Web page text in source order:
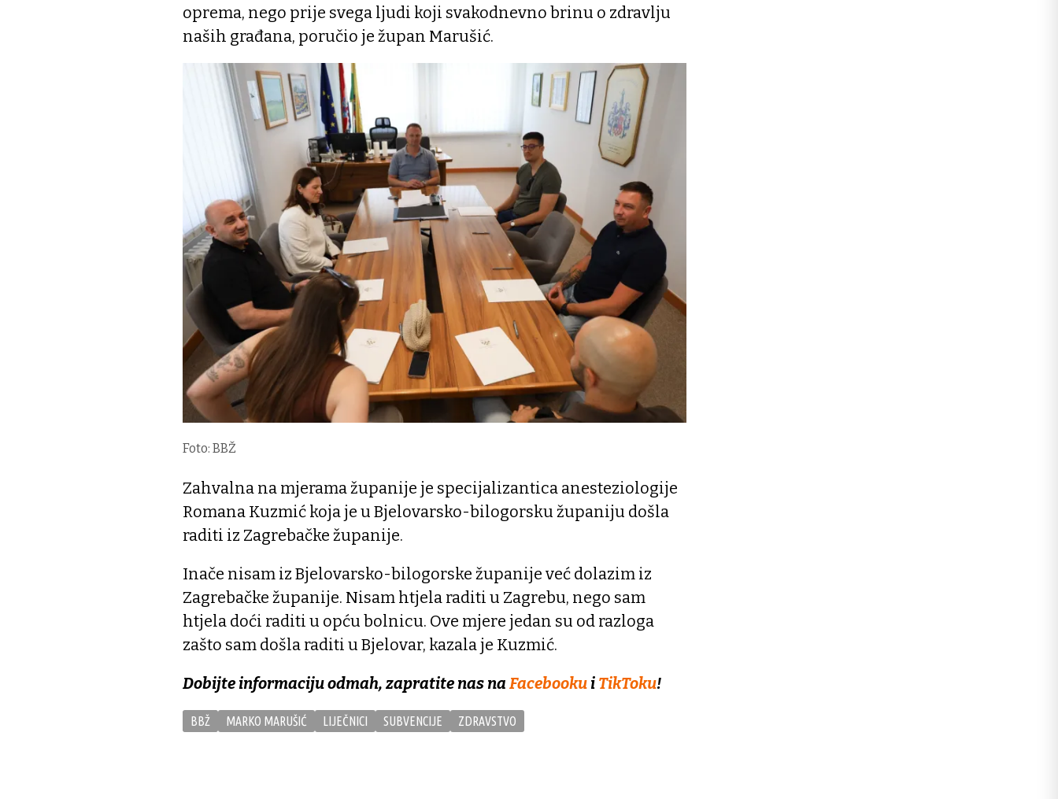
oprema, nego prije svega ljudi koji svakodnevno brinu o zdravlju
naših građana, poručio je župan Marušić.
Foto: BBŽ
Zahvalna na mjerama županije je specijalizantica anesteziologije
Romana Kuzmić koja je u Bjelovarsko-bilogorsku županiju došla
raditi iz Zagrebačke županije.
Inače nisam iz Bjelovarsko-bilogorske županije već dolazim iz
Zagrebačke županije. Nisam htjela raditi u Zagrebu, nego sam
htjela doći raditi u opću bolnicu. Ove mjere jedan su od razloga
zašto sam došla raditi u Bjelovar, kazala je Kuzmić.
Dobijte informaciju odmah, zapratite nas na Facebooku i TikToku!
BBŽ MARKO MARUŠIĆ LIJEČNICI SUBVENCIJE ZDRAVSTVO